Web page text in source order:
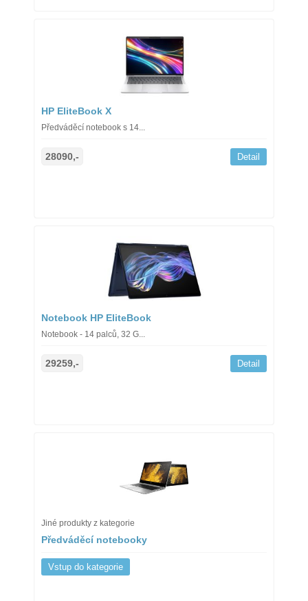
HP EliteBook X
Předváděcí notebook s 14...
28090,- Detail
Notebook HP EliteBook
Notebook - 14 palců, 32 G...
29259,- Detail
Jiné produkty z kategorie
Předváděcí notebooky
Vstup do kategorie